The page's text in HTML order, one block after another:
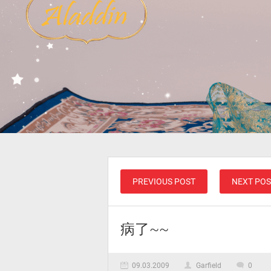
PREVIOUS POST NEXT
病了~~
09.03.2009 Garfield 0